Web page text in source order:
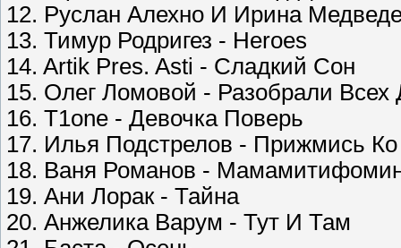
12. Руслан Алехно И Ирина
13. Тимур Родригез - Heroes
14. Artik Pres. Asti - Сладкий Сон
15. Олег Ломовой - Разобрали Всех
16. T1one - Девочка Поверь
17. Илья Подстрелов - Прижмись
18. Ваня Романов -
19. Ани Лорак - Тайна
20. Анжелика Варум - Тут И Там